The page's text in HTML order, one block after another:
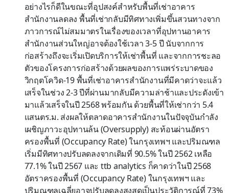
อย่างไรก็ดีในขณะที่อุปสงค์สำหรับพื้นที่เช่าอาคาร
สำนักงานลดลง พื้นที่เช่ากลับมีทิศทางเพิ่มขึ้นสวนทางจาก
ภาวการณ์ไม่สมมาตรในเรื่องของเวลาที่อุปทานอาคาร
สำนักงานส่วนใหญ่อาจต้องใช้เวลา 3-5 ปี นับจากการ
ก่อสร้างถึงจะเริ่มเปิดบริการให้เช่าพื้นที่ และจากการชะลอ
ตัวของโครงการก่อสร้างด้วยผลของการแพร่ระบาดของ
วิกฤตโควิด-19 พื้นที่เช่าอาคารสำนักงานที่มีคาดว่าจะแล้ว
เสร็จในช่วง 2-3 ปีที่ผ่านมากลับมีความล่าช้าและประดังเข้า
มาแล้วเสร็จในปี 2568 พร้อมกัน ด้วยพื้นที่ให้เช่ากว่า 5.4
แสนตร.ม. ส่งผลให้ตลาดอาคารสำนักงานในปัจจุบันกำลัง
เผชิญภาวะอุปทานล้น (Oversupply) สะท้อนผ่านอัตรา
ครองพื้นที่ (Occupancy Rate) ในกรุงเทพฯ และปริมณฑล
เริ่มมีทิศทางปรับลดลงจากเดิมที่ 90.5% ในปี 2562 เหลือ
77.1% ในปี 2567 และ ttb analytics ก็คาดว่าในปี 2568
อัตราครองพื้นที่ (Occupancy Rate) ในกรุงเทพฯ และ
ปริมณฑลเฉลี่ยอาจปรับลดลงสูงสุดเป็นประวัติการณ์ที่ 73%